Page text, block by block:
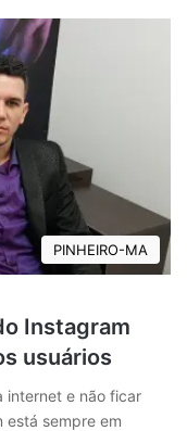
PINHEIRO-MA
Instagram
usuários
internet e não ficar
está sempre em